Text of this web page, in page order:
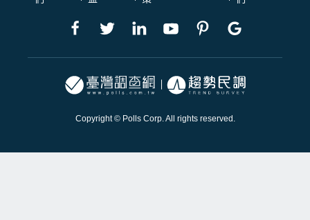
Copyright © Polls Corp. All rights reserved.